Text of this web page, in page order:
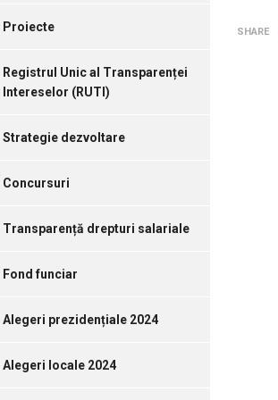
SHARE
Proiecte
Registrul Unic al Transparenței
Intereselor (RUTI)
Strategie dezvoltare
Concursuri
Transparență drepturi salariale
Fond funciar
Alegeri prezidențiale 2024
Alegeri locale 2024